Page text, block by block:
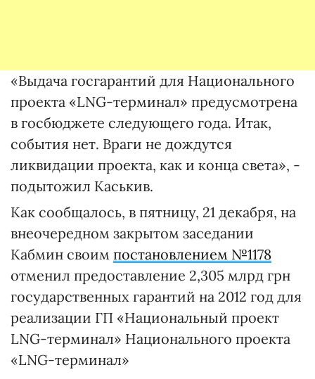
«Выдача госгарантий для Национального
проекта «LNG-терминал» предусмотрена
в госбюджете следующего года. Итак,
события нет. Враги не дождутся
ликвидации проекта, как и конца света», -
подытожил Каськив.
Как сообщалось, в пятницу, 21 декабря, на
внеочередном закрытом заседании
Кабмин своим постановлением №1178
отменил предоставление 2,305 млрд грн
государственных гарантий на 2012 год для
реализации ГП «Национальный проект
LNG-терминал» Национального проекта
«LNG-терминал»